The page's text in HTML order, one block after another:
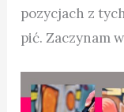
pozycjach z
pić. Zaczynam